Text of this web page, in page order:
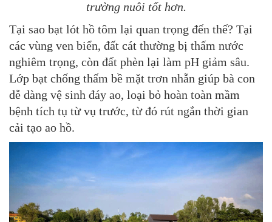
trường nuôi tốt hơn.
Tại sao bạt lót hồ tôm lại quan trọng đến thế? Tại
các vùng ven biển, đất cát thường bị thấm nước
nghiêm trọng, còn đất phèn lại làm pH giảm sâu.
Lớp bạt chống thấm bề mặt trơn nhẵn giúp bà con
dễ dàng vệ sinh đáy ao, loại bỏ hoàn toàn mầm
bệnh tích tụ từ vụ trước, từ đó rút ngắn thời gian
cải tạo ao hồ.